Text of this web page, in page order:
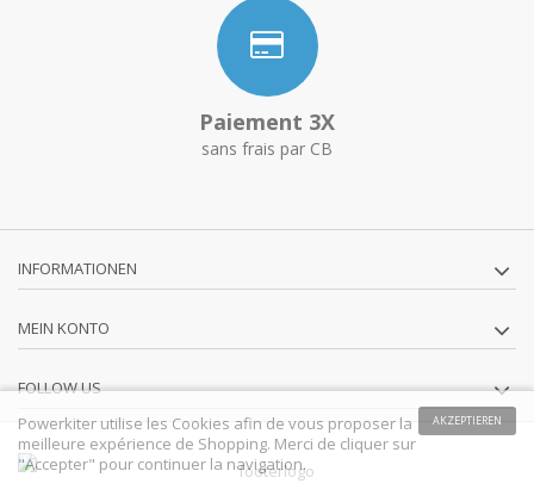
Paiement 3X
sans frais par CB
INFORMATIONEN
MEIN KONTO
FOLLOW US
AKZEPTIEREN
Powerkiter utilise les Cookies afin de vous proposer la
meilleure expérience de Shopping. Merci de cliquer sur
"Accepter" pour continuer la navigation.